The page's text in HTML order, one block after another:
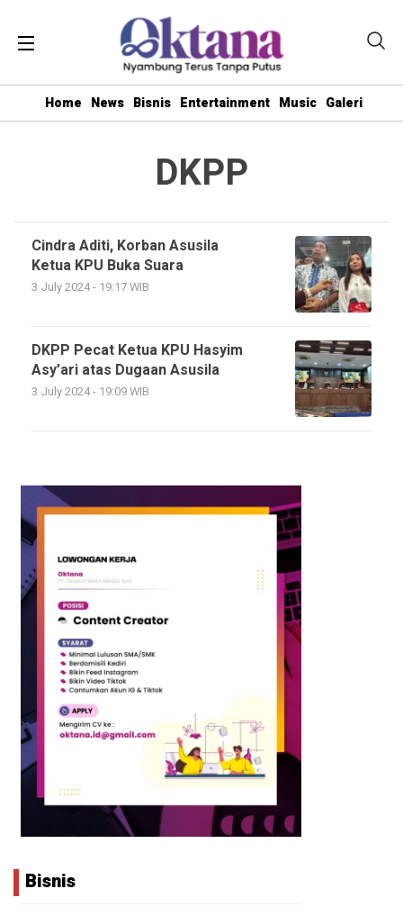
Home News Bisnis Entertainment Music Galeri
DKPP
Cindra Aditi, Korban Asusila
Ketua KPU Buka Suara
3 July 2024 - 19:17 WIB
DKPP Pecat Ketua KPU Hasyim
Asy’ari atas Dugaan Asusila
3 July 2024 - 19:09 WIB
Bisnis